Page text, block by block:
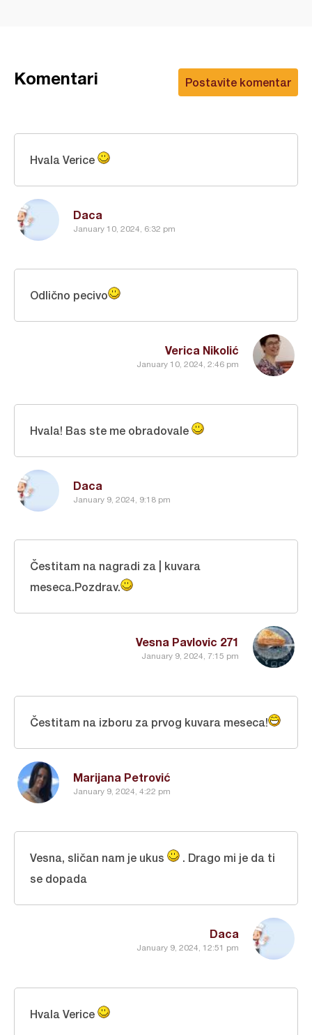
Postavite komentar
Komentari
Daca
January 10, 2024, 6:32 pm
Hvala Verice
Verica Nikolić
January 10, 2024, 2:46 pm
Odlično pecivo
Daca
January 9, 2024, 9:18 pm
Hvala! Bas ste me obradovale
Vesna Pavlovic 271
January 9, 2024, 7:15 pm
Čestitam na nagradi za | kuvara
meseca.Pozdrav.
Marijana Petrović
January 9, 2024, 4:22 pm
Čestitam na izboru za prvog kuvara meseca!
Daca
January 9, 2024, 12:51 pm
Vesna, sličan nam je ukus
. Drago mi je da ti
se dopada
Hvala Verice